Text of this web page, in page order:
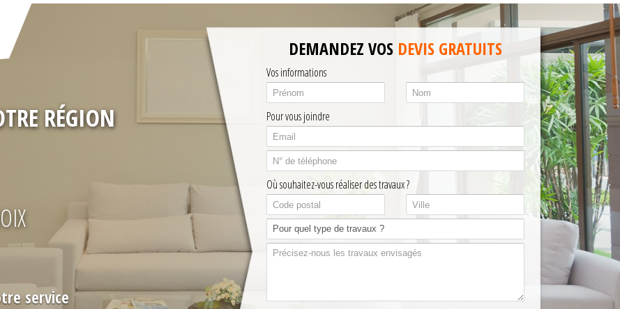
RÉGION
service
DEMANDEZ VOS DEVIS GRATUITS
Vos informations
Pour vous joindre
Où souhaitez-vous réaliser des travaux ?